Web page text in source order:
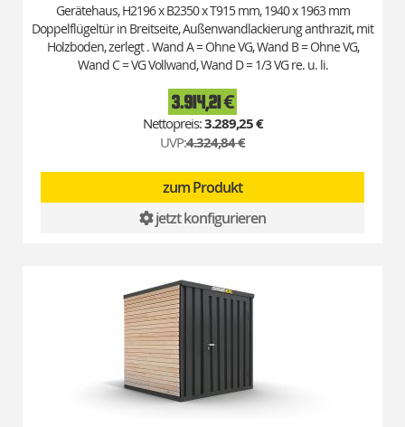
Gerätehaus, H2196 x B2350 x T915 mm, 1940 x 1963 mm
Doppelflügeltür in Breitseite, Außenwandlackierung anthrazit, mit
Holzboden, zerlegt . Wand A = Ohne VG, Wand B = Ohne VG,
Wand C = VG Vollwand, Wand D = 1/3 VG re. u. li.
Special
Price
3.914,21 €
3.289,25 €
UVP:4.324,84 €
zum Produkt
jetzt konfigurieren